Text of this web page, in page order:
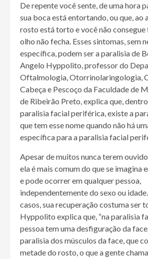
De repente você sente, de uma hora
sua boca está entortando, ou que, ao
rosto está torto e você não
olho não fecha. Esses sintomas, sem
específica, podem ser a paralisia de
Angelo Hyppolito, professor do
Oftalmologia, Otorrinolaringologia,
Cabeça e Pescoço da Faculdade de
de Ribeirão Preto, explica que,
paralisia facial periférica, existe a
que tem esse nome quando não há
específica para a paralisia facial
Apesar de muitos nunca terem
ela é mais comum do que se imagina
e pode ocorrer em qualquer pessoa,
independentemente do sexo ou
casos, sua recuperação costuma ser
Hyppolito explica que, “na paralisia
pessoa tem uma desfiguração da
paralisia dos músculos da face, que
metade do rosto, o que a gente